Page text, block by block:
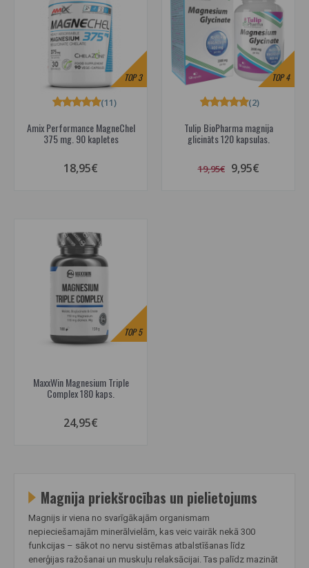
TOP3
Amix Performance MagneChel
375 mg. 90 kapletes
(11)
18,95€
TOP4
Tulip BioPharma magnija
glicināts 120 kapsulas.
(2)
19,95€ 9,95€
TOP5
MaxxWin Magnesium Triple
Complex 180 kaps.
24,95€
Magnija priekšrocības un pielietojums
Magnijs ir viena no svarīgākajām organismam
nepieciešamajām minerālvielām, kas veic vairāk nekā 300
funkcijas – sākot no nervu sistēmas atbalstīšanas līdz
enerģijas ražošanai un muskuļu relaksācijai. Tas palīdz mazināt